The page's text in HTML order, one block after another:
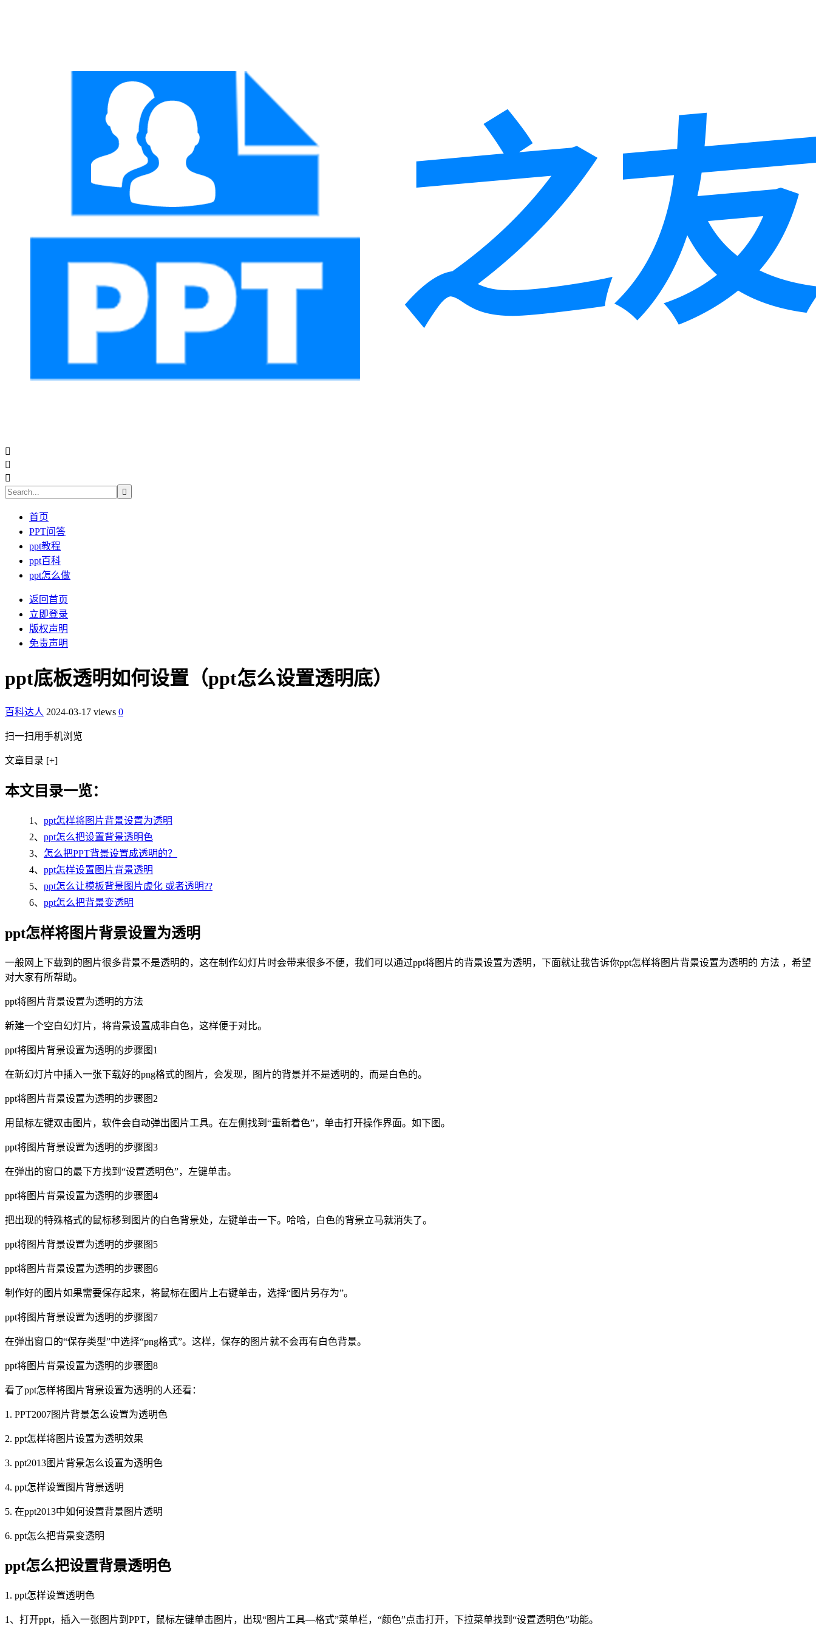




首页
PPT问答
ppt教程
ppt百科
ppt怎么做
返回首页
立即登录
版权声明
免责声明
ppt底板透明如何设置（ppt怎么设置透明底）
百科达人 2024-03-17 views 0
扫一扫用手机浏览
文章目录 [+]
本文目录一览：
1、 ppt怎样将图片背景设置为透明
2、 ppt怎么把设置背景透明色
3、 怎么把PPT背景设置成透明的？
4、 ppt怎样设置图片背景透明
5、 ppt怎么让模板背景图片虚化 或者透明??
6、 ppt怎么把背景变透明
ppt怎样将图片背景设置为透明
一般网上下载到的图片很多背景不是透明的，这在制作幻灯片时会带来很多不便，我们可以通过ppt将图片的背景设置为透明，下面就让我告诉你ppt怎样将图片背景设置为透明的 方法 ，希望
对大家有所帮助。
ppt将图片背景设置为透明的方法
新建一个空白幻灯片，将背景设置成非白色，这样便于对比。
ppt将图片背景设置为透明的步骤图1
在新幻灯片中插入一张下载好的png格式的图片，会发现，图片的背景并不是透明的，而是白色的。
ppt将图片背景设置为透明的步骤图2
用鼠标左键双击图片，软件会自动弹出图片工具。在左侧找到“重新着色”，单击打开操作界面。如下图。
ppt将图片背景设置为透明的步骤图3
在弹出的窗口的最下方找到“设置透明色”，左键单击。
ppt将图片背景设置为透明的步骤图4
把出现的特殊格式的鼠标移到图片的白色背景处，左键单击一下。哈哈，白色的背景立马就消失了。
ppt将图片背景设置为透明的步骤图5
ppt将图片背景设置为透明的步骤图6
制作好的图片如果需要保存起来，将鼠标在图片上右键单击，选择“图片另存为”。
ppt将图片背景设置为透明的步骤图7
在弹出窗口的“保存类型”中选择“png格式”。这样，保存的图片就不会再有白色背景。
ppt将图片背景设置为透明的步骤图8
看了ppt怎样将图片背景设置为透明的人还看：
1. PPT2007图片背景怎么设置为透明色
2. ppt怎样将图片设置为透明效果
3. ppt2013图片背景怎么设置为透明色
4. ppt怎样设置图片背景透明
5. 在ppt2013中如何设置背景图片透明
6. ppt怎么把背景变透明
ppt怎么把设置背景透明色
1. ppt怎样设置透明色
1、打开ppt，插入一张图片到PPT，鼠标左键单击图片，出现“图片工具—格式”菜单栏，“颜色”点击打开，下拉菜单找到“设置透明色”功能。